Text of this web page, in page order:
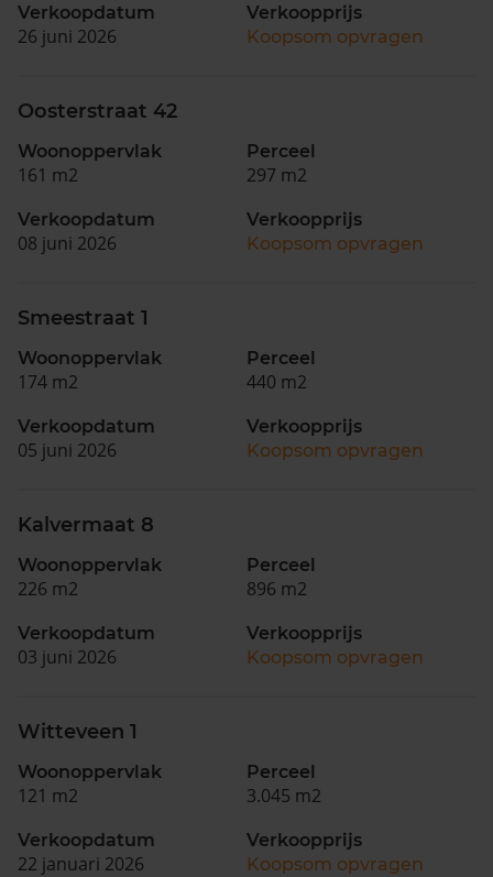
Verkoopdatum
26 juni 2026
Verkoopprijs
Koopsom opvragen
Oosterstraat 42
Woonoppervlak
161 m2
Perceel
297 m2
Verkoopdatum
08 juni 2026
Verkoopprijs
Koopsom opvragen
Smeestraat 1
Woonoppervlak
174 m2
Perceel
440 m2
Verkoopdatum
05 juni 2026
Verkoopprijs
Koopsom opvragen
Kalvermaat 8
Woonoppervlak
226 m2
Perceel
896 m2
Verkoopdatum
03 juni 2026
Verkoopprijs
Koopsom opvragen
Witteveen 1
Woonoppervlak
121 m2
Perceel
3.045 m2
Verkoopdatum
22 januari 2026
Verkoopprijs
Koopsom opvragen